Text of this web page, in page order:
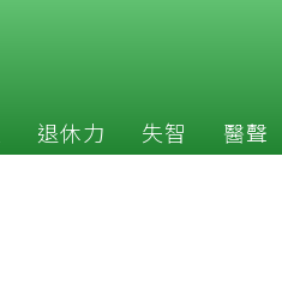
退休力 失智 醫聲